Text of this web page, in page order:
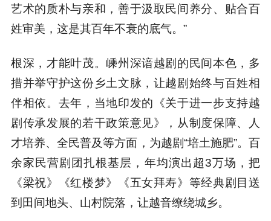
艺术的质朴与亲和，善于汲取民间养分、贴合百
姓审美，这是其百年不衰的底气。”
根深，才能叶茂。嵊州深谙越剧的民间本色，多
措并举守护这份乡土文脉，让越剧始终与百姓相
伴相依。去年，当地印发的《关于进一步支持越
剧传承发展的若干政策意见》，从制度保障、人
才培养、全民普及等方面，为越剧“培土施肥”。百
余家民营剧团扎根基层，年均演出超3万场，把
《梁祝》《红楼梦》《五女拜寿》等经典剧目送
到田间地头、山村院落，让越音缭绕城乡。